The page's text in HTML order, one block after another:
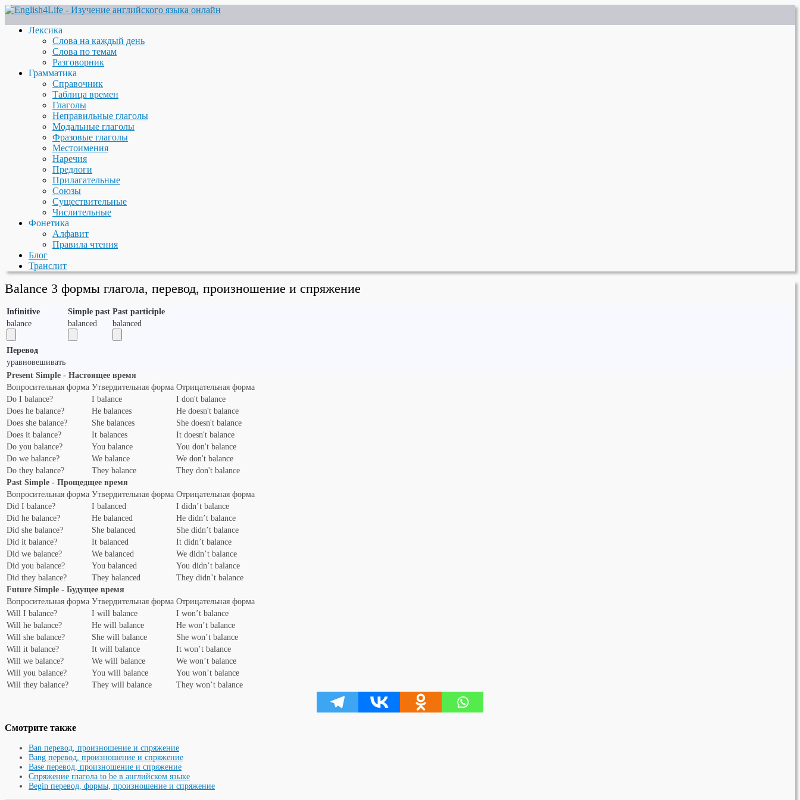
Лексика
Слова на каждый день
Слова по темам
Разговорник
Грамматика
Справочник
Таблица времен
Глаголы
Неправильные глаголы
Модальные глаголы
Фразовые глаголы
Местоимения
Наречия
Предлоги
Прилагательные
Союзы
Существительные
Числительные
Фонетика
Алфавит
Правила чтения
Блог
Транслит
Balance 3 формы глагола, перевод, произношение и спряжение
Infinitive Simple past Past participle
balance
balanced balanced
Перевод
уравновешивать
Present Simple - Настоящее время
Вопросительная форма Утвердительная форма Отрицательная форма
Do I balance?
I balance
I don't balance
Does he balance?
He balances
He doesn't balance
Does she balance?
She balances
She doesn't balance
Does it balance?
It balances
It doesn't balance
Do you balance?
You balance
You don't balance
Do we balance?
We balance
We don't balance
Do they balance?
They balance
They don't balance
Past Simple - Прощедщее время
Вопросительная форма Утвердительная форма Отрицательная форма
Did I balance?
I balanced
I didn’t balance
Did he balance?
He balanced
He didn’t balance
Did she balance?
She balanced
She didn’t balance
Did it balance?
It balanced
It didn’t balance
Did we balance?
We balanced
We didn’t balance
Did you balance?
You balanced
You didn’t balance
Did they balance?
They balanced
They didn’t balance
Future Simple - Будущее время
Вопросительная форма Утвердительная форма Отрицательная форма
Will I balance?
I will balance
I won’t balance
Will he balance?
He will balance
He won’t balance
Will she balance?
She will balance
She won’t balance
Will it balance?
It will balance
It won’t balance
Will we balance?
We will balance
We won’t balance
Will you balance?
You will balance
You won’t balance
Will they balance?
They will balance They won’t balance
Смотрите также
Ban перевод, произношение и спряжение
Bang перевод, произношение и спряжение
Base перевод, произношение и спряжение
Спряжение глагола to be в английском языке
Begin перевод, формы, произношение и спряжение